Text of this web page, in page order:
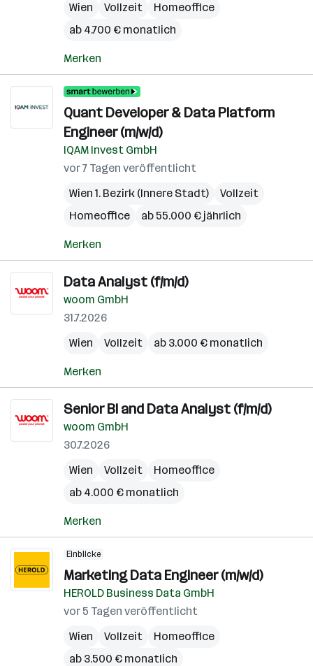
Wien
Vollzeit
Homeoffice
ab 4.700 € monatlich
Merken
Quant Developer & Data Platform
Engineer (m/w/d)
IQAM Invest GmbH
vor 7 Tagen veröffentlicht
Wien 1. Bezirk (Innere Stadt)
Vollzeit
Homeoffice
ab 55.000 € jährlich
Merken
Data Analyst (f/m/d)
woom GmbH
31.7.2026
Wien
Vollzeit ab 3.000 € monatlich
Merken
Senior BI and Data Analyst (f/m/d)
woom GmbH
30.7.2026
Wien
Vollzeit
Homeoffice
ab 4.000 € monatlich
Merken
Einblicke
Marketing Data Engineer (m/w/d)
HEROLD Business Data GmbH
vor 5 Tagen veröffentlicht
Wien
Vollzeit
Homeoffice
ab 3.500 € monatlich